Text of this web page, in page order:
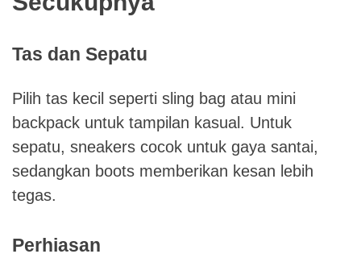
Tas dan Sepatu
Pilih tas kecil seperti sling bag atau mini
backpack untuk tampilan kasual. Untuk
sepatu, sneakers cocok untuk gaya santai,
sedangkan boots memberikan kesan lebih
tegas.
Perhiasan